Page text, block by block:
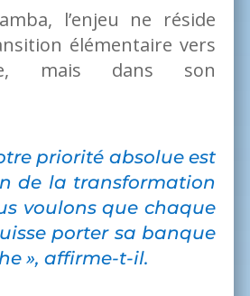
l’enjeu ne réside
élémentaire vers
mais dans son
priorité absolue est
de la transformation
voulons que chaque
porter sa banque
», affirme-t-il.